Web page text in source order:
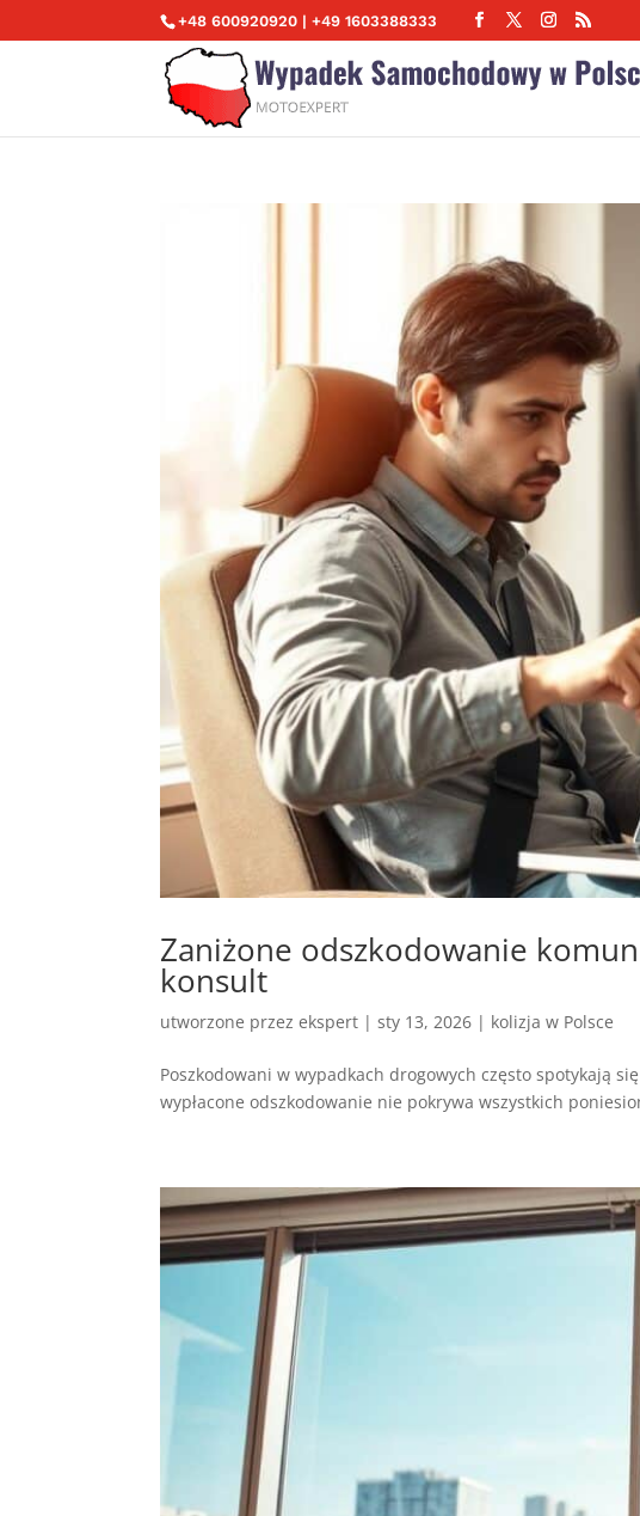
+48 600920920 | +49 1603388333
Zaniżone odszkodowanie
konsult
utworzone przezekspert |sty 13, 2026 | kolizja w Polsce
Poszkodowani w wypadkach drogowych często spotykają
wypłacone odszkodowanie nie pokrywa wszystkich